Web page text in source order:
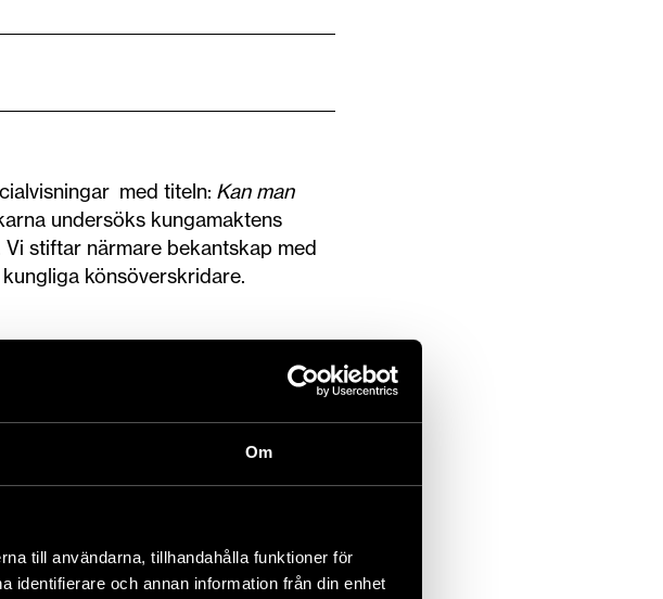
Om
till användarna, tillhandahålla funktioner för
identifierare och annan information från din enhet
med titeln: Kan man
undersöks kungamaktens
stiftar närmare bekantskap med
könsöverskridare.